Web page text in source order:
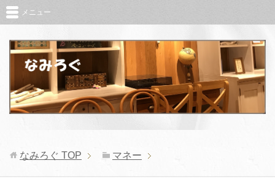
メニュー
なみろぐ TOP マネー